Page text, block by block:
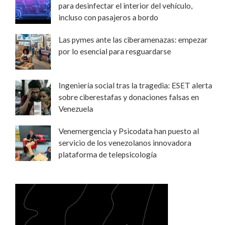
para desinfectar el interior del vehículo,
incluso con pasajeros a bordo
Las pymes ante las ciberamenazas: empezar
por lo esencial para resguardarse
Ingeniería social tras la tragedia: ESET alerta
sobre ciberestafas y donaciones falsas en
Venezuela
Venemergencia y Psicodata han puesto al
servicio de los venezolanos innovadora
plataforma de telepsicología